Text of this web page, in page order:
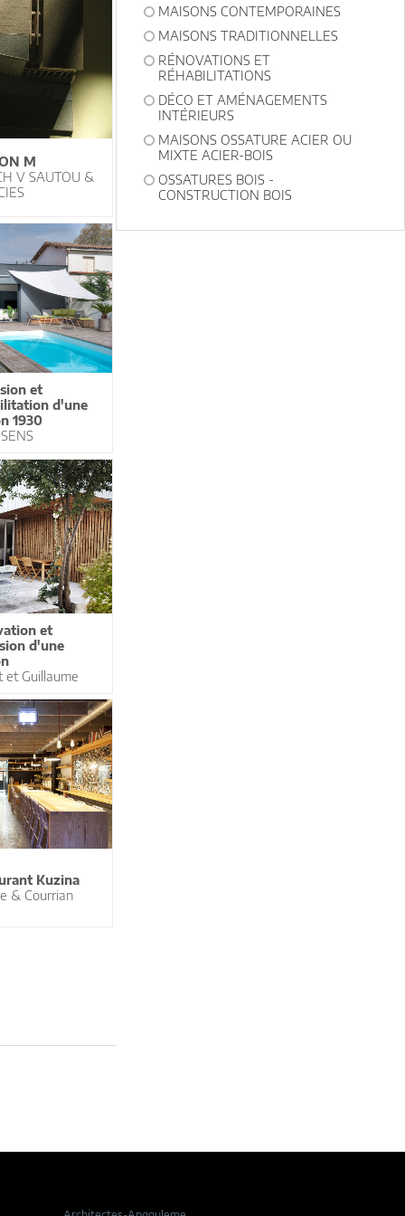
M
V SAUTOU &
et
d'une
1930
et
d'une
et Guillaume
Kuzina
& Courrian
MAISONS CONTEMPORAINES
MAISONS TRADITIONNELLES
RÉNOVATIONS ET
RÉHABILITATIONS
DÉCO ET AMÉNAGEMENTS
INTÉRIEURS
MAISONS OSSATURE ACIER OU
MIXTE ACIER-BOIS
OSSATURES BOIS -
CONSTRUCTION BOIS